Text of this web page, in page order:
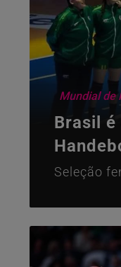
Mundial de
Brasil
Seleção